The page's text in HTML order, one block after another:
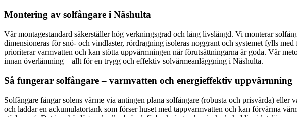
Montering av solfångare i Näshulta
Vår montagestandard säkerställer hög verkningsgrad och lång livslängd. Vi monterar
dimensioneras för snö- och vindlaster, rördragning isoleras noggrant och systemet fylls
prioriterar varmvatten och kan stötta uppvärmningen när förutsättningarna är goda. Vår
innan överlämning – allt för en trygg och effektiv solvärmeanläggning i Näshulta.
Så fungerar solfångare – varmvatten och energieffektiv uppvärmning
Solfångare fångar solens värme via antingen plana solfångare (robusta och prisvärda)
och laddar en ackumulatortank som förser huset med tappvarmvatten och kan förvärma